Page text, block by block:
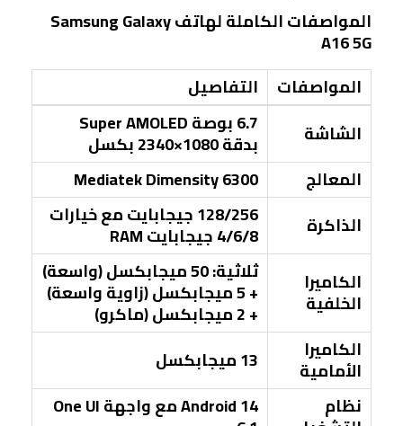
المواصفات الكاملة لهاتف Samsung Galaxy
A16 5G
المواصفات
التفاصيل
الشاشة
6.7 بوصة Super AMOLED
بدقة 1080×2340 بكسل
المعالج
Mediatek Dimensity 6300
الذاكرة
128/256 جيجابايت مع خيارات
4/6/8 جيجابايت RAM
الكاميرا
الخلفية
ثلاثية: 50 ميجابكسل (واسعة)
+ 5 ميجابكسل (زاوية واسعة)
+ 2 ميجابكسل (ماكرو)
الكاميرا
الأمامية
13 ميجابكسل
نظام
Android 14 مع واجهة One UI